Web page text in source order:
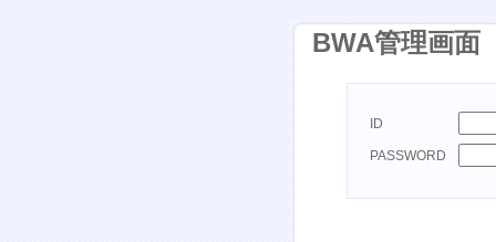
BWA管理画面
ID
PASSWORD